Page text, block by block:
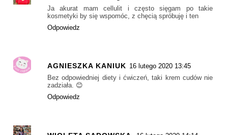
Ja akurat mam cellulit i często sięgam po takie
kosmetyki by się wspomóc, z chęcią spróbuję i ten
Odpowiedz
AGNIESZKA KANIUK 16 lutego 2020 13:45
Bez odpowiedniej diety i ćwiczeń, taki krem cudów nie
zadziała. 😊
Odpowiedz